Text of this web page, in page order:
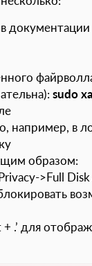
документации
sudo
например, в
образом:
>Full Disk
.’ для